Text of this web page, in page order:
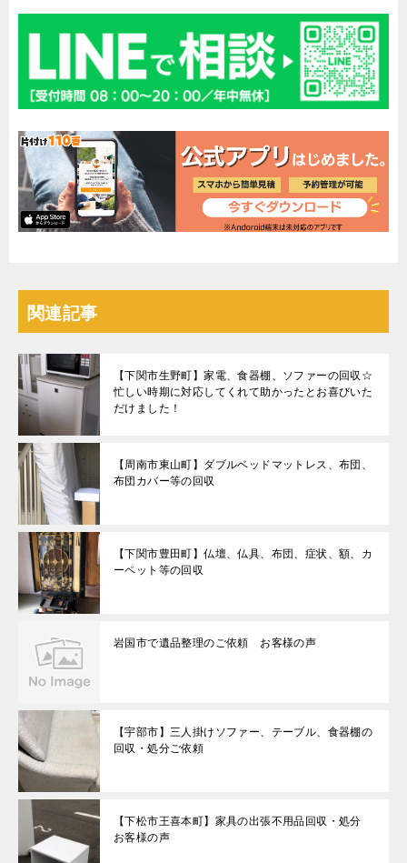
関連記事
【下関市生野町】家電、食器棚、ソファーの回収☆
忙しい時期に対応してくれて助かったとお喜びいた
だけました！
【周南市東山町】ダブルベッドマットレス、布団、
布団カバー等の回収
【下関市豊田町】仏壇、仏具、布団、症状、額、カ
ーペット等の回収
岩国市で遺品整理のご依頼 お客様の声
【宇部市】三人掛けソファー、テーブル、食器棚の
回収・処分ご依頼
【下松市王喜本町】家具の出張不用品回収・処分
お客様の声